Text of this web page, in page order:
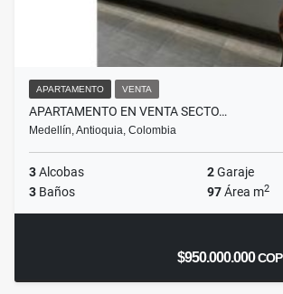
APARTAMENTO VENTA
APARTAMENTO EN VENTA SECTO…
Medellín, Antioquia, Colombia
3Alcobas 2Garaje
3 Baños 97Área m2
$950.000.000COP